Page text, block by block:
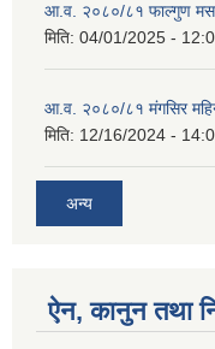
आ.व. २०८०/८१ फाल्गुण
मिति: 04/01/2025 -
आ.व. २०८०/८१ मंगसिर
मिति: 12/16/2024 -
अन्य
ऐन, कानुन तथा